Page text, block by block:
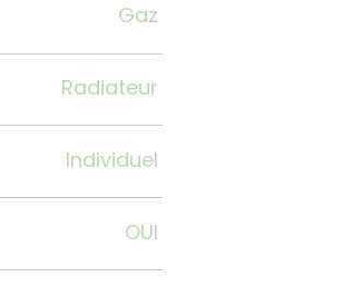
Gaz
Radiateur
Individuel
OUI